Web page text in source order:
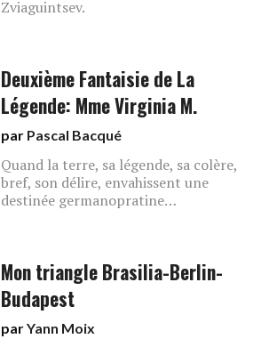
Zviaguintsev.
Deuxième Fantaisie de La
Légende: Mme Virginia M.
par Pascal Bacqué
Quand la terre, sa légende, sa colère,
bref, son délire, envahissent une
destinée germanopratine…
Mon triangle Brasilia-Berlin-
Budapest
parYann Moix